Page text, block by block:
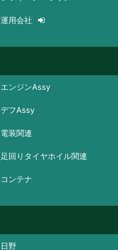
運用会社
エンジンAssy
デフAssy
電装関連
足回りタイヤホイル関連
コンテナ
日野